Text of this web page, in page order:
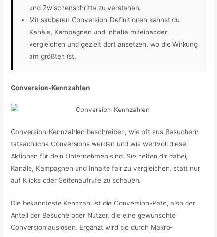
und Zwischenschritte zu verstehen.
Mit sauberen Conversion-Definitionen kannst du
Kanäle, Kampagnen und Inhalte miteinander
vergleichen und gezielt dort ansetzen, wo die Wirkung
am größten ist.
Conversion-Kennzahlen
Conversion-Kennzahlen beschreiben, wie oft aus Besuchern
tatsächliche Conversions werden und wie wertvoll diese
Aktionen für dein Unternehmen sind. Sie helfen dir dabei,
Kanäle, Kampagnen und Inhalte fair zu vergleichen, statt nur
auf Klicks oder Seitenaufrufe zu schauen.
Die bekannteste Kennzahl ist die Conversion-Rate, also der
Anteil der Besuche oder Nutzer, die eine gewünschte
Conversion auslösen. Ergänzt wird sie durch Makro-